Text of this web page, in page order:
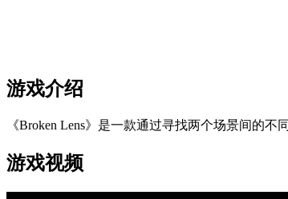
游戏介绍
《Broken Lens》是一款通过寻找两个场景间的
游戏视频